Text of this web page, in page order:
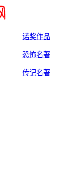
诺奖作品
恐怖名著
传记名著